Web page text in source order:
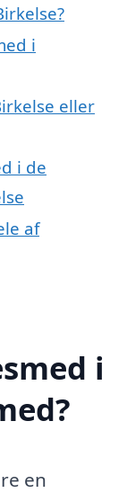
i
eller
i de
af
i
en